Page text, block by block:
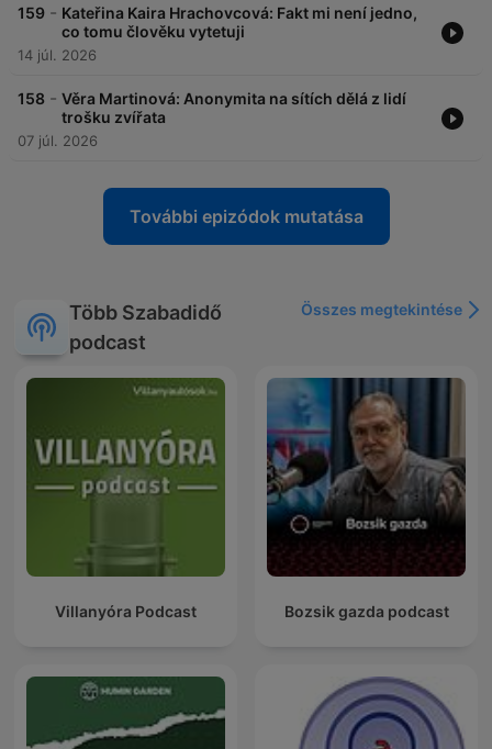
159 - Kateřina Kaira Hrachovcová: Fakt mi není jedno,
co tomu člověku vytetuji
14 júl. 2026
158 - Věra Martinová: Anonymita na sítích dělá z lidí
trošku zvířata
07 júl. 2026
További epizódok mutatása
Több Szabadidő
podcast
Összes megtekintése
Villanyóra Podcast Bozsik gazda podcast